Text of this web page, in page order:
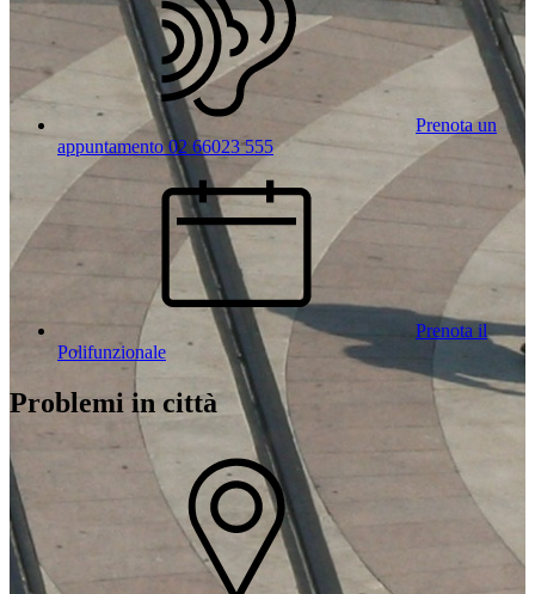
Prenota un
appuntamento 02 66023 555
Prenota il
Polifunzionale
Problemi in città